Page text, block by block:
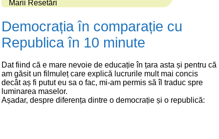
Marii Resetări
Democrația în comparație cu
Republica în 10 minute
Dat fiind că e mare nevoie de educație în țara asta și pentru că
am găsit un filmuleț care explică lucrurile mult mai concis
decât aș fi putut eu sa o fac, mi-am permis să îl traduc spre
luminarea maselor.
Așadar, despre diferența dintre o democrație și o republică: